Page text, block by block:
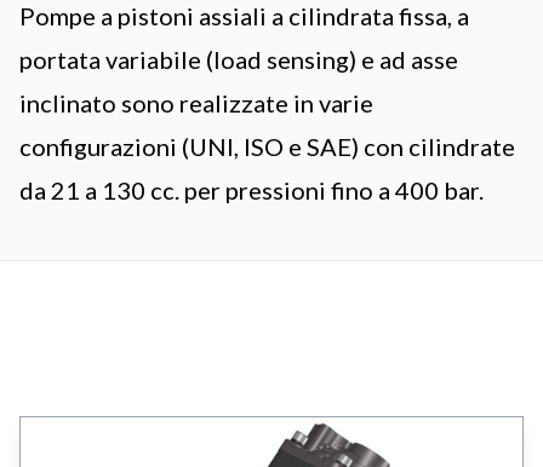
Pompe a pistoni assiali a cilindrata fissa, a
portata variabile (load sensing) e ad asse
inclinato sono realizzate in varie
configurazioni (UNI, ISO e SAE) con cilindrate
da 21 a 130 cc. per pressioni fino a 400 bar.